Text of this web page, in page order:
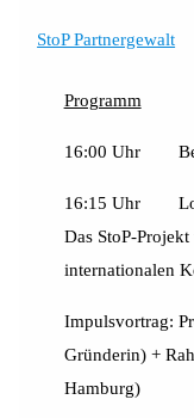
StoP Partnergewalt
Programm
16:00 Uhr
16:15 Uhr
Das StoP-
internationalen
Impulsvortrag:
Gründerin) +
Hamburg)